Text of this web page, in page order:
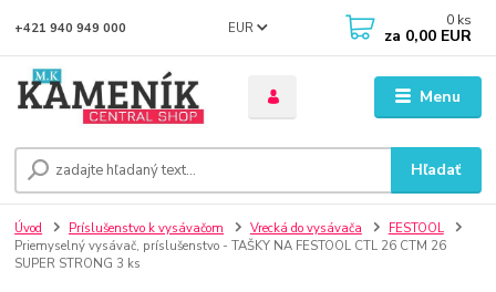
Menu
EUR
Hľadať
+421 940 949 000 0 ks
za 0,00 EUR
Úvod Príslušenstvo k vysávačom Vrecká do vysávača
FESTOOL
Priemyselný vysávač, príslušenstvo - TAŠKY NA FESTOOL CTL 26 CTM 26
SUPER STRONG 3 ks